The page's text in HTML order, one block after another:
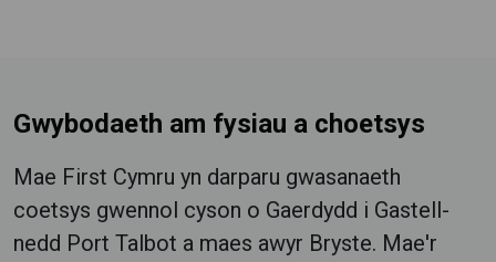
Gwybodaeth am fysiau a choetsys
Mae First Cymru yn darparu gwasanaeth
coetsys gwennol cyson o Gaerdydd i Gastell-
nedd Port Talbot a maes awyr Bryste. Mae'r